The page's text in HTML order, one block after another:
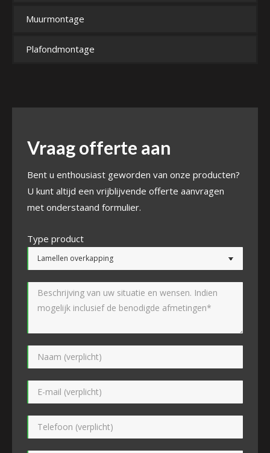
Muurmontage
Plafondmontage
Vraag offerte aan
Bent u enthousiast geworden van onze producten?
U kunt altijd een vrijblijvende offerte aanvragen
met onderstaand formulier.
Type product